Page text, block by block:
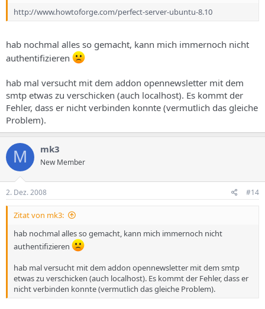
http://www.howtoforge.com/perfect-server-ubuntu-8.10
hab nochmal alles so gemacht, kann mich immernoch nicht
authentifizieren
hab mal versucht mit dem addon opennewsletter mit dem
smtp etwas zu verschicken (auch localhost). Es kommt der
Fehler, dass er nicht verbinden konnte (vermutlich das gleiche
Problem).
M mk3
New Member
2. Dez. 2008 #14
Zitat von mk3:
hab nochmal alles so gemacht, kann mich immernoch nicht
authentifizieren
hab mal versucht mit dem addon opennewsletter mit dem smtp
etwas zu verschicken (auch localhost). Es kommt der Fehler, dass er
nicht verbinden konnte (vermutlich das gleiche Problem).